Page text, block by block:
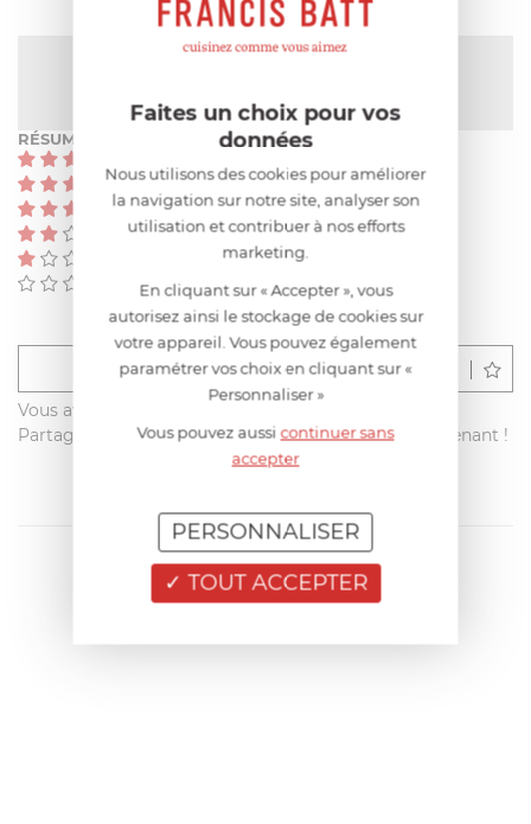
RÉSUMÉ
(0)
(0)
(0)
(0)
Déposer un avis
Vous avez acheté ce produit sur francisbatt.com ?
Partagez votre avis avec les autres clients dès maintenant !
Faites un choix pour vos
données
Nous utilisons des cookies pour améliorer
la navigation sur notre site, analyser son
utilisation et contribuer à nos efforts
marketing.
En cliquant sur « Accepter », vous
autorisez ainsi le stockage de cookies sur
votre appareil. Vous pouvez également
paramétrer vos choix en cliquant sur «
Personnaliser »
Vous pouvez aussicontinuer sans
accepter
TOUT ACCEPTER
PERSONNALISER